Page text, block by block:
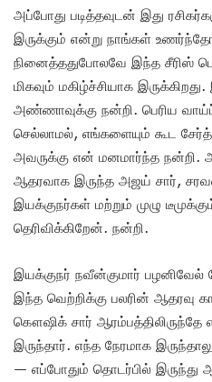
அப்போது படித்தவுடன் இது
இருக்கும் என்று நாங்கள்
நினைத்ததுபோலவே இந்த சீரிஸ்
மிகவும் மகிழ்ச்சியாக
அண்ணாவுக்கு நன்றி. பெரிய
செல்லாமல், எங்களையும் கூட
அவருக்கு என் மனமார்ந்த நன்றி.
ஆதரவாக இருந்த அஜய் சார்,
இயக்குநர்கள் மற்றும் முழு
தெரிவிக்கிறேன். நன்றி.
இயக்குநர் நவீன்குமார் பழனிவேல்
இந்த வெற்றிக்கு பலரின் ஆதரவு
கௌஷிக் சார் ஆரம்பத்திலிருந்தே
இருந்தார். எந்த நேரமாக
— எப்போதும் தொடர்பில்